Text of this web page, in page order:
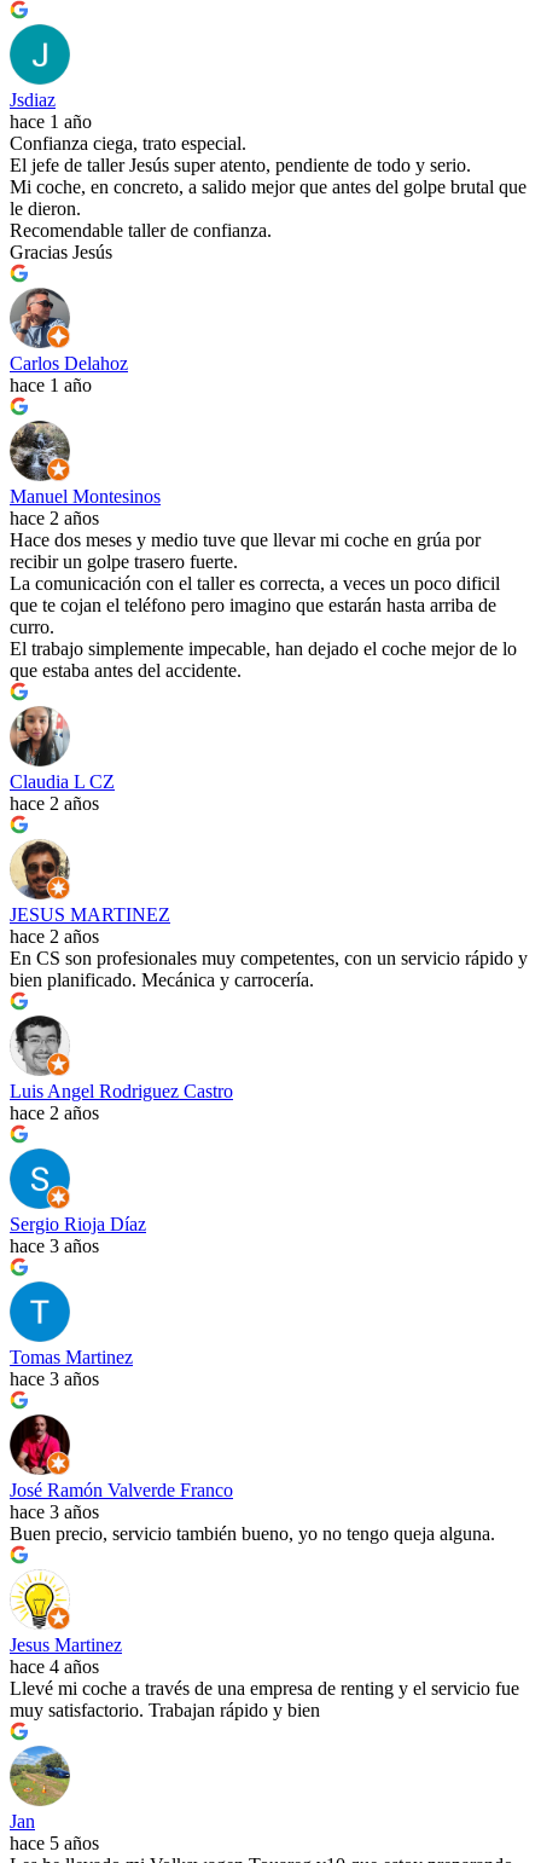
Jsdiaz
hace 1 año
Confianza ciega, trato especial.
El jefe de taller Jesús super atento, pendiente de todo y serio.
Mi coche, en concreto, a salido mejor que antes del golpe brutal que
le dieron.
Recomendable taller de confianza.
Gracias Jesús
Carlos Delahoz
hace 1 año
Manuel Montesinos
hace 2 años
Hace dos meses y medio tuve que llevar mi coche en grúa por
recibir un golpe trasero fuerte.
La comunicación con el taller es correcta, a veces un poco dificil
que te cojan el teléfono pero imagino que estarán hasta arriba de
curro.
El trabajo simplemente impecable, han dejado el coche mejor de lo
que estaba antes del accidente.
Claudia L CZ
hace 2 años
JESUS MARTINEZ
hace 2 años
En CS son profesionales muy competentes, con un servicio rápido y
bien planificado. Mecánica y carrocería.
Luis Angel Rodriguez Castro
hace 2 años
Sergio Rioja Díaz
hace 3 años
Tomas Martinez
hace 3 años
José Ramón Valverde Franco
hace 3 años
Buen precio, servicio también bueno, yo no tengo queja alguna.
Jesus Martinez
hace 4 años
Llevé mi coche a través de una empresa de renting y el servicio fue
muy satisfactorio. Trabajan rápido y bien
Jan
hace 5 años